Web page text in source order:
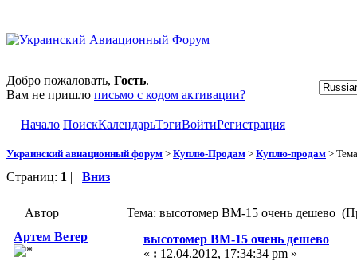
Добро пожаловать, Гость.
Вам не пришло письмо с кодом активации?
Начало ПоискКалендарьТэгиВойтиРегистрация
Украинский авиационный форум > Куплю-Продам > Куплю-продам >
Страниц: 1 | Вниз
Автор
Тема: высотомер ВМ-15 очень дешево
Артем Ветер
высотомер ВМ-15 очень дешево
« : 12.04.2012, 17:34:34 pm »